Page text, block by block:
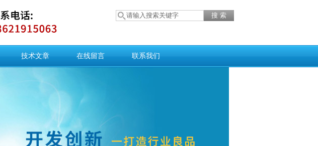
技术文章 在线留言 联系我们